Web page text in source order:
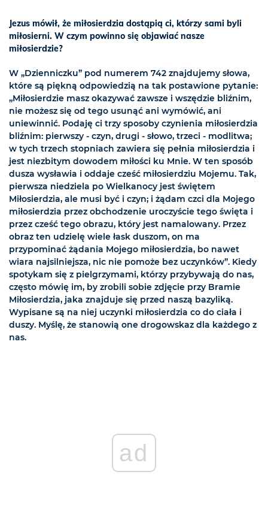
Jezus mówił, że miłosierdzia dostąpią ci, którzy sami byli
miłosierni. W czym powinno się objawiać nasze
miłosierdzie?
W „Dzienniczku” pod numerem 742 znajdujemy słowa,
które są piękną odpowiedzią na tak postawione pytanie:
„Miłosierdzie masz okazywać zawsze i wszędzie bliźnim,
nie możesz się od tego usunąć ani wymówić, ani
uniewinnić. Podaję ci trzy sposoby czynienia miłosierdzia
bliźnim: pierwszy - czyn, drugi - słowo, trzeci - modlitwa;
w tych trzech stopniach zawiera się pełnia miłosierdzia i
jest niezbitym dowodem miłości ku Mnie. W ten sposób
dusza wysławia i oddaje cześć miłosierdziu Mojemu. Tak,
pierwsza niedziela po Wielkanocy jest świętem
Miłosierdzia, ale musi być i czyn; i żądam czci dla Mojego
miłosierdzia przez obchodzenie uroczyście tego święta i
przez cześć tego obrazu, który jest namalowany. Przez
obraz ten udzielę wiele łask duszom, on ma
przypominać żądania Mojego miłosierdzia, bo nawet
wiara najsilniejsza, nic nie pomoże bez uczynków”. Kiedy
spotykam się z pielgrzymami, którzy przybywają do nas,
często mówię im, by zrobili sobie zdjęcie przy Bramie
Miłosierdzia, jaka znajduje się przed naszą bazyliką.
Wypisane są na niej uczynki miłosierdzia co do ciała i
duszy. Myślę, że stanowią one drogowskaz dla każdego z
nas.
ad